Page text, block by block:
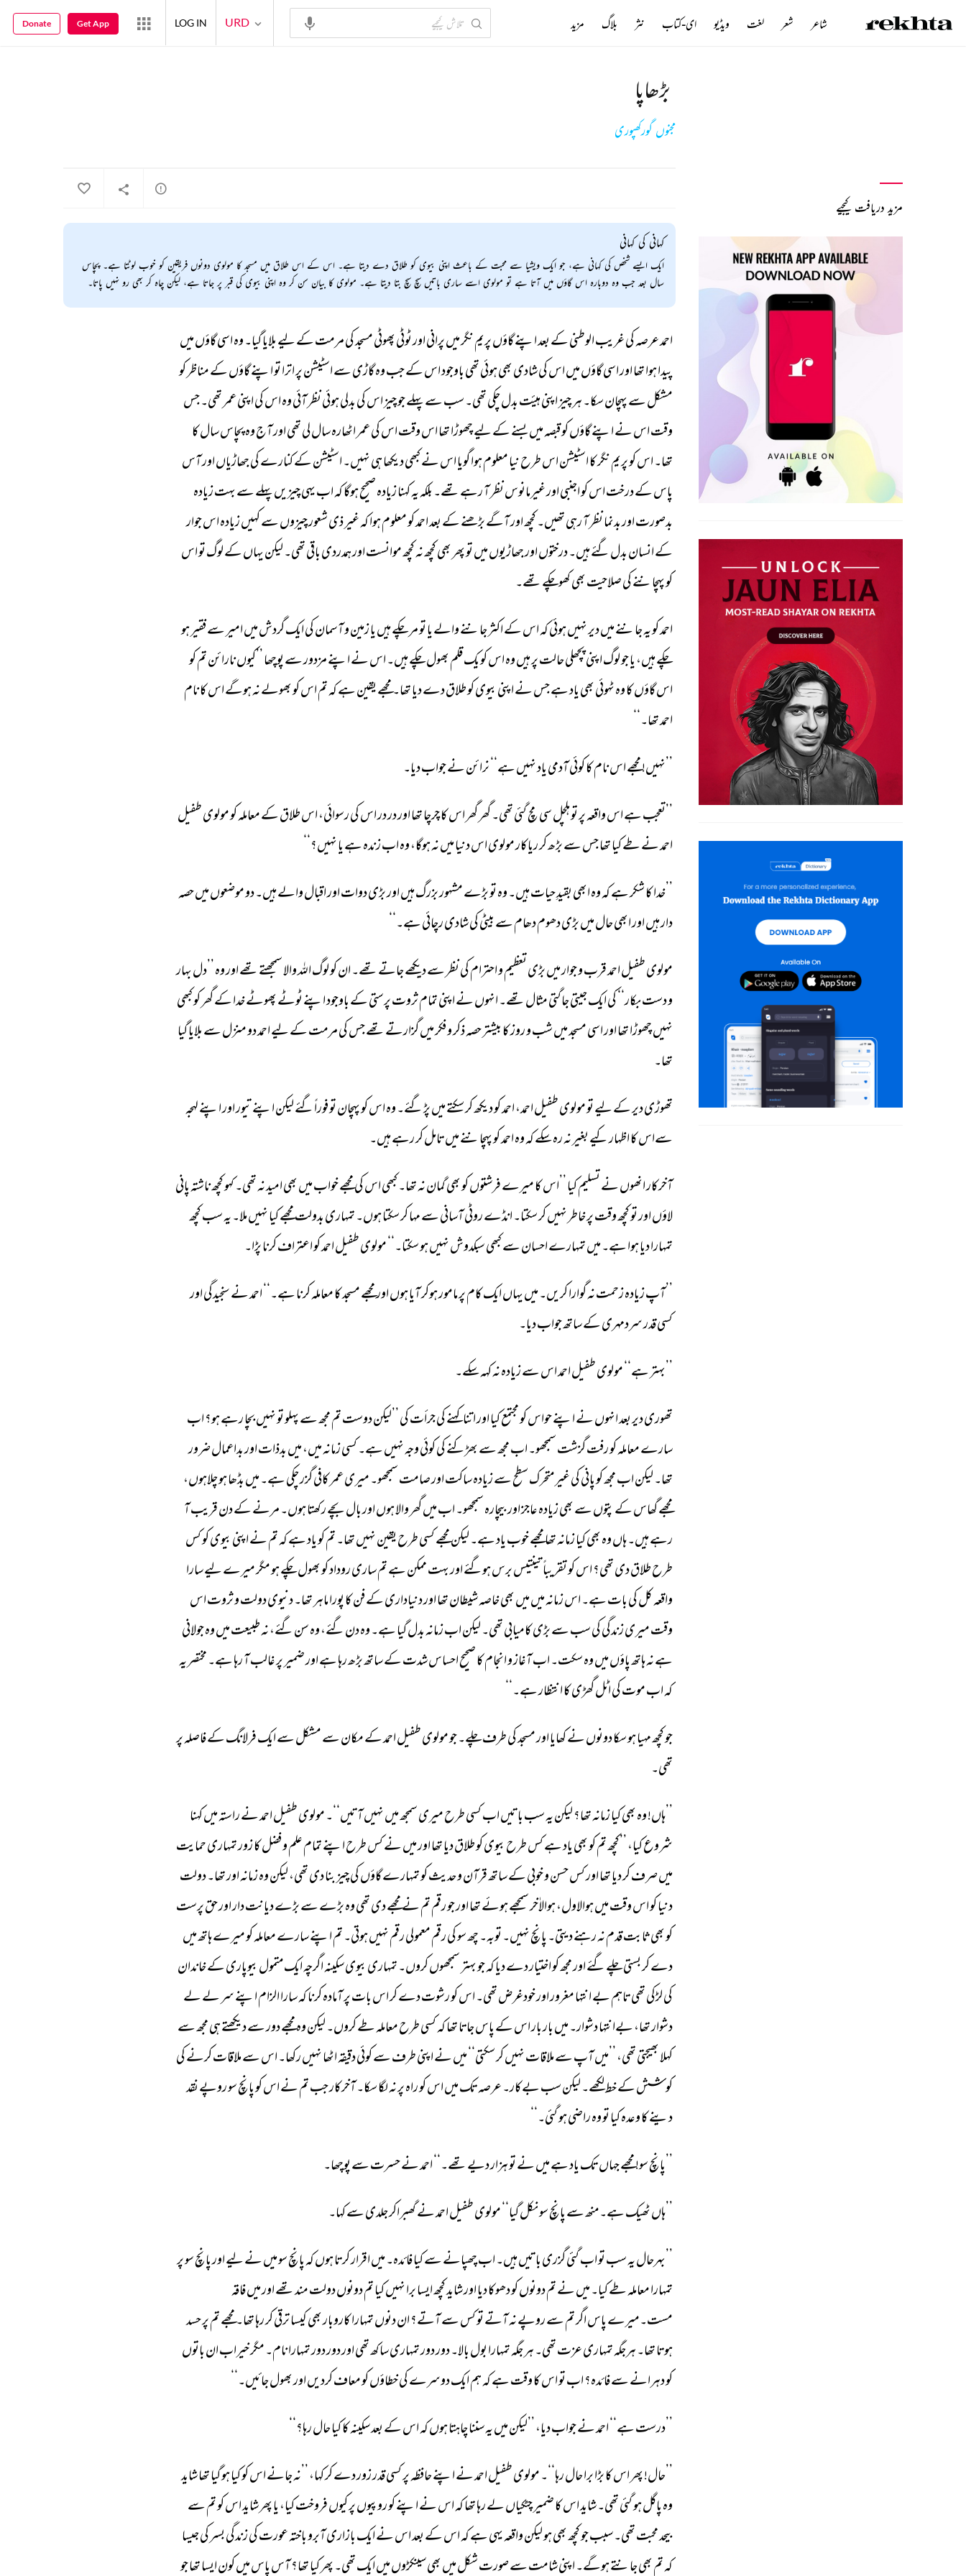
بڑھاپا
مجنوں گورکھپوری
کہانی کی کہانی
ایک ایسے شخص کی کہانی ہے، جو ایک ویشیا سے محبت کے باعث اپنی بیوی کو طلاق دے دیتا ہے۔ اس کے اس طلاق میں مسجد کا مولوی دونوں فریقین کو خوب لوٹتا ہے۔ پچاس
سال بعد جب وہ دوبارہ اس گاؤں میں آتا ہے تو مولوی اسے ساری باتیں سچ سچ بتا دیتا ہے۔ مولوی کا بیان سن کر وہ اپنی بیوی کی قبر پر جاتا ہے، لیکن چاہ کر بھی رو نہیں پاتا۔
احمد عرصہ کی غریب الوطنی کے بعد اپنے گاؤں پریم نگر میں پرانی اور ٹوٹی پھوٹی مسجد کی مرمت کے لیے بلایا گیا۔ وہ اسی گاؤں میں
پیدا ہوا تھا اور اسی گاؤں میں اس کی شادی بھی ہوئی تھی باوجود اس کے جب وہ گاڑی سے اسٹیشن پر اترا تو اپنے گاؤں کے مناظر کو
مشکل سے پہچان سکا۔ ہر چیز اپنی ہیئت بدل چکی تھی۔ سب سے پہلے جو چیز اس کی بدلی ہوئی نظر آئی وہ اس کی اپنی عمر تھی۔ جس
وقت اس نے اپنے گاؤں کو قبصہ میں بسنے کے لیے چھوڑا تھا اس وقت اس کی عمر اٹھارہ سال لی تھی اور آج وہ پچاس سال کا
تھا۔ اس کو پریم نگر کا اسٹیشن اس طرح نیا معلوم ہوا گویا اس نے کبھی دیکھا ہی نہیں۔ اسٹیشن کے کنارے کی جھاڑیاں اور آس
پاس کے درخت اس کو اجنبی اور غیرمانوس نظر آ رہے تھے۔ بلکہ یہ کہنا زیادہ صحیح ہوگا کہ اب یہی چیزیں پہلے سے بہت زیادہ
بدصورت اور بدنما نظر آ رہی تھیں۔ کچھ اور آگے بڑھنے کے بعد احمد کو معلوم ہوا کہ غیر ذی شعور چیزوں سے کہیں زیادہ اس جوار
کے انسان بدل گئے ہیں۔ درختوں اور جھاڑیوں میں تو پھر بھی کچھ نہ کچھ موانست اور ہمدردی باقی تھی۔ لیکن یہاں کے لوگ تو اس
کو پہچاننے کی صلاحیت بھی کھوچکے تھے۔
احمد کو یہ جاننے میں دیر نہیں ہوئی کہ اس کے اکثر جاننے والے یا تو مر چکے ہیں یا زمین و آسمان کی ایک گردش میں امیر سے فقیر ہو
چکے ہیں، یا جو لوگ اپنی پچھلی حالت پر ہیں وہ اس کو یک قلم بھول چکے ہیں۔ اس نے اپنے مزدور سے پوچھا ’’کیوں نارائن تم کو
اس گاؤں کا وہ ٹہوئی بھی یاد ہے جس نے اپنی بیوی کو طلاق دے دیا تھا۔ مجھے یقین ہے کہ تم اس کو بھولے نہ ہوگے اس کا نام
احمد تھا۔‘‘
’’نہیں! مجھے اس نام کا کوئی آدمی یاد نہیں ہے‘‘ نرائن نے جواب دیا۔
’’تعجب ہے اس واقعہ پر تو ہلچل سی مچ گئی تھی۔ گھر گھر اس کا چرچا تھا اور در در اس کی رسوائی، اس طلاق کے معاملہ کو مولوی طفیل
احمد نے طے کیا تھا جس سے بڑھ کر ریاکار مولوی اس دنیا میں نہ ہوگا، وہ اب زندہ ہے یا نہیں؟‘‘
’’خدا کا شکر ہے کہ وہ ابھی بقیدِ حیات ہیں۔ وہ تو بڑے مشہور بزرگ ہیں اور بڑی دوات اور اقبال والے ہیں۔ دو موضعوں میں حصہ
دار ہیں اور ابھی حال میں بڑی دھوم دھام سے بیٹی کی شادی رچائی ہے۔‘‘
مولوی طفیل احمد قرب و جوار میں بڑی تعظیم و احترام کی نظر سے دیکھے جاتے تھے۔ ان کو لوگ اللہ والا سمجھتے تھے اور وہ ’’دل بہار
و دست بکار‘‘ کی ایک جیتی جاگتی مثال تھے۔ انہوں نے اپنی تمام ثروت پرستی کے باوجود اپنے ٹوٹے پھوٹے خدا کے گھر کو کبھی
نہیں چھوڑا تھا اور اسی مسجد میں شب و روز کا بیشتر حصہ ذکر و فکر میں گزارتے تھے جس کی مرمت کے لیے احمد دو منزل سے بلایا گیا
تھا۔
تھوڑی دیر کے لیے تو مولوی طفیل احمد، احمد کو دیکھ کر سکتے میں پڑ گئے۔ وہ اس کو پہچان تو فوراً گئے لیکن اپنے تیور اور اپنے لہجہ
سےاس کا اظہار کیے بغیر نہ رہ سکے کہ وہ احمد کو پہچاننے میں تامل کر رہے ہیں۔
آخرکار انھوں نے تسلیم کیا ’’اس کا میرے فرشتوں کو بھی گمان نہ تھا۔ کبھی اس کی مجھے خواب میں بھی امید نہ تھی۔ کہو کچھ ناشتہ پانی
لاؤں اور تو کچھ وقت پر خاطر نہیں کر سکتا۔ انڈے روٹی آسانی سے مہا کر سکتا ہوں۔ تمہاری بدولت مجھے کیا نہیں ملا۔ یہ سب کچھ
تمہارا دیا ہوا ہے۔ میں تمہارے احسان سے کبھی سبکدوش نہیں ہو سکتا۔‘‘ مولوی طفیل احمد کو اعتراف کرنا پڑا۔
’’آپ زیادہ زحمت نہ گوارا کریں۔ میں یہاں ایک کام پر مامور ہوکر آیا ہوں اور مجھے مسجد کا معاملہ کرنا ہے۔‘‘ احمد نے سنجیدگی اور
کسی قدر سردمہری کے ساتھ جواب دیا۔
’’بہتر ہے‘‘ مولوی طفیل احمد اس سے زیادہ نہ کہہ سکے۔
تھوری دیر بعد انہوں نے اپنے حواس کو مجتمع کیا اور اتنا کہنے کی جرأت کی ’’لیکن دوست تم مجھ سے پہلو تو نہیں بچا رہے ہو؟ اب
سارے معاملہ کو رفت گزشت سمجھو۔ اب مجھ سے بھڑکنے کی کوئی وجہ نہیں ہے۔ کسی زمانہ میں، میں بدذات اور بداعمال ضرور
تھا۔ لیکن اب مجھ کو پانی کی غیر متحرک سطح سے زیادہ ساکت اور صامت سمجھو۔ میری عمر کافی گزر چکی ہے۔ میں بڈھا ہو چلاہوں،
مجھے گھاس کے پتوں سے بھی زیادہ عاجز اور بیچارہ سمجھو۔ اب میں گھر والا ہوں اور بال بچے رکھتا ہوں۔ مرنے کے دن قریب آ
رہے ہیں۔ ہاں وہ بھی کیا زمانہ تھا مجھے خوب یاد ہے۔ لیکن مجھے کسی طرح یقین نہیں تھا۔ تم کو یاد ہے کہ تم نے اپنی بیوی کو کس
طرح طلاق دی تھی؟ اس کو تقریباً تینتیس برس ہوگئے اور بہت ممکن ہے تم ساری روداد کو بھول چکے ہو مگر میرے لیے سارا
واقعہ کل کی بات ہے۔ اس زمانہ میں میں بھی خاصہ شیطان تھا اور دنیاداری کے فن کا پورا ماہر تھا۔ دنیوی دولت و ثروت اس
وقت میری زندگی کی سب سے بڑی کامیابی تھی۔ لیکن اب زمانہ بدل گیا ہے۔ وہ دن گئے، وہ سن گئے، نہ طبیعت میں وہ جولانی
ہے نہ ہاتھ پاؤں میں وہ سکت۔ اب آغاز و انجام کا صحیح احساس شدت کے ساتھ بڑھ رہا ہے اور ضمیر پر غالب آ رہا ہے۔ مختصر یہ
کہ اب موت کی اٹل گھڑی کا انتظار ہے۔‘‘
جو کچھ مہیا ہو سکا دونوں نے کھایا اور مسجد کی طرف چلے۔ جو مولوی طفیل احمد کے مکان سے مشکل سے ایک فرلانگ کے فاصلہ پر
تھی۔
’’ہاں! وہ بھی کیا زمانہ تھا؟ لیکن یہ سب باتیں اب کسی طرح میری سمجھ میں نہیں آتیں‘‘۔ مولوی طفیل احمد نے راستہ میں کہنا
شروع کیا، ’’کچھ تم کو بھی یاد ہے کس طرح بیوی کو طلاق دیا تھا اور میں نے کس طرح اپنے تمام علم و فضل کا زور تمہاری حمایت
میں صرف کر دیا تھا اور کس حسن و خوبی کے ساتھ قرآن و حدیث کو تمہارے گاؤں کی چیز بنا دی تھی، لیکن وہ زمانہ اور تھا۔ دولت
دنیا کو اس وقت میں ہوالاول، ہوالاٰخر سمجھے ہوئے تھا اور جو رقم تم نے مجھے دی تھی وہ بڑے سے بڑے دیانت دار اور حق پرست
کو بھی ثابت قدم نہ رہنے دیتی۔ پانچ نہیں۔ توبہ۔ چھ سو کی رقم معمولی رقم نہیں ہوتی۔ تم اپنے سارے معاملہ کو میرے ہاتھ میں
دے کر بستی چلے گئے اور مجھ کو اختیار دے دیا کہ جو بہتر سمجھوں کروں۔ تمہاری بیوی سکینہ اگرچہ ایک متمول بیوپاری کے خاندان
کی لڑکی تھی تاہم بے انتہا مغرور اور خودغرض تھی۔ اس کو رشوت دے کر اس بات پر آمادہ کرنا کہ سارا الزام اپنے سر لے لے
دشوار تھا، بےانتہا دشوار۔ میں بار بار اس کے پاس جاتا تھا کہ کسی طرح معاملہ طے کروں۔ لیکن وہ مجھے دور سے دیکھتے ہی مجھ سے
کہلا بھیجتی تھی، ’’میں آپ سے ملاقات نہیں کر سکتی‘‘ میں نے اپنی طرف سے کوئی دقیقہ اٹھا نہیں رکھا۔ اس سے ملاقات کرنے کی
کوشش کے خط لکھے۔ لیکن سب بےکار۔ عرصہ تک میں اس کو راہ پر نہ لگا سکا۔ آخرکار جب تم نے اس کو پانچ سو روپے نقد
دینے کا وعدہ کیا تو وہ راضی ہو گئی۔‘‘
’’پانچ سو! مجھے جہاں تک یاد ہے میں نے تو ہزار دیے تھے۔‘‘ احمد نے حسرت سے پوچھا۔
’’ہاں ٹھیک ہے۔ منھ سے پانچ سو نکل گیا‘‘ مولوی طفیل احمد نے گھبراکر جلدی سے کہا۔
’’بہرحال یہ سب تو اب گئی گزری باتیں ہیں۔ اب چھپانے سے کیا فائدہ۔ میں اقرار کرتا ہوں کہ پانچ سو میں نے لیے اور پانچ سو پر
تمہارا معاملہ طے کیا۔ میں نے تم دونوں کو دھوکا دیا اور شاید کچھ ایسا برا نہیں کیا تم دونوں دولت مند تھے اور میں فاقہ
مست۔میرے پاس اگر تم سے روپے نہ آتے تو کس سے آتے؟ ان دنوں تمہارا کاروبار بھی کیسا ترقی کر رہا تھا۔ مجھے تم پر حسد
ہوتا تھا۔ ہرجگہ تمہاری عزت تھی۔ ہر جگہ تمہارا بول بالا۔ دور دور تمہاری ساکھ تھی اور دور دور تمہارا نام۔ مگر خیراب ان باتوں
کو دہرانے سے فائدہ؟ اب تو اس کا وقت ہے کہ ہم ایک دوسرے کی خطاؤں کو معاف کردیں اور بھول جائیں۔‘‘
’’درست ہے‘‘ احمد نے جواب دیا، ’’لیکن میں یہ سننا چاہتا ہوں کہ اس کے بعد سکینہ کا کیا حال رہا؟‘‘
’’حال! پھر اس کا بڑا برا حال رہا‘‘۔ مولوی طفیل احمد نے اپنے حافظہ پر کسی قدر زور دے کر کہا، ’’نہ جانے اس کو کیا ہو گیا تھا شاید
وہ پاگل ہو گئی تھی۔ شاید اس کا ضمیر چٹکیاں لے رہا تھا کہ اس نے اپنے کو روپیوں پر کیوں فروخت کیا، یا پھر شاید اس کو تم سے
بیحد محبت تھی۔ سبب جو کچھ بھی ہو لیکن واقعہ یہی ہے کہ اس کے بعد اس نے ایک بازاری آبرو باختہ عورت کی زندگی بسر کی جیسا
کہ تم بھی جانتے ہوگے۔ اپنی شامت سے صورت شکل میں بھی سینکڑوں میں ایک تھی۔ پھر کیا تھا؟ آس پاس میں کون ایسا تھا جو
مزید دریافت کیجیے
شاعر شعر لغت ویڈیو ای-کتاب نثر بلاگ مزید URD
LOG IN
Get App
Donate